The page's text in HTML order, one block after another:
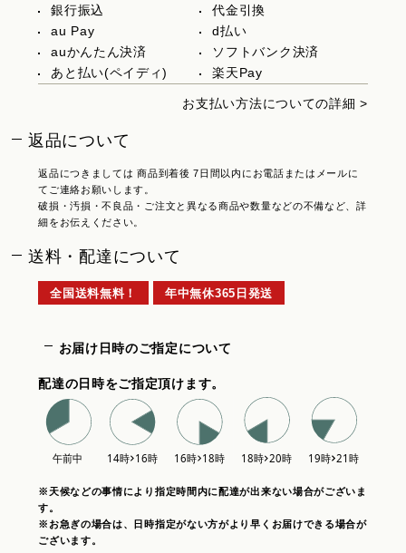
銀行振込
代金引換
au Pay
d払い
auかんたん決済
ソフトバンク決済
あと払い(ペイディ)
楽天Pay
お支払い方法についての詳細 >
返品について
返品につきましては 商品到着後 7日間以内にお電話またはメールに
てご連絡お願いします。
破損・汚損・不良品・ご注文と異なる商品や数量などの不備など、詳
細をお伝えください。
送料・配達について
全国送料無料！ 年中無休365日発送
お届け日時のご指定について
配達の日時をご指定頂けます。
※天候などの事情により指定時間内に配達が出来ない場合がございま
す。
※お急ぎの場合は、日時指定がない方がより早くお届けできる場合が
ございます。